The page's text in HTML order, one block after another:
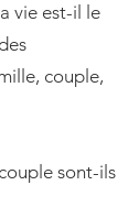
vie est-il le
couple,
sont-ils